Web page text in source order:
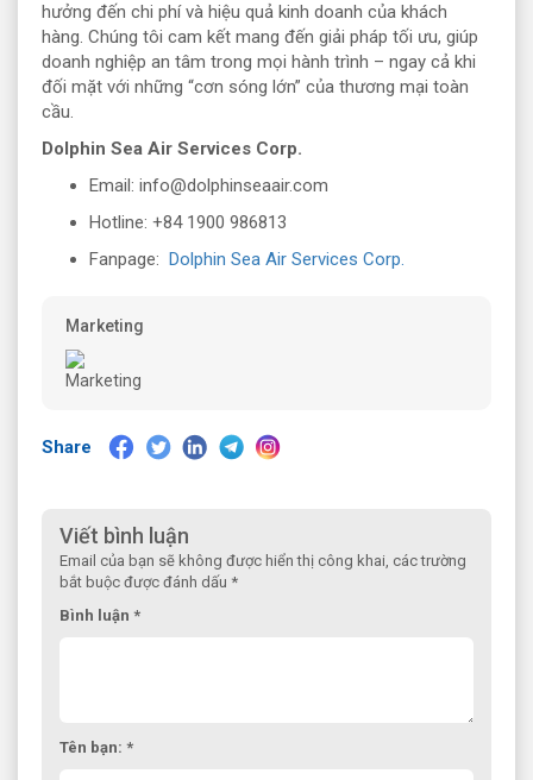
hưởng đến chi phí và hiệu quả kinh doanh của khách
hàng. Chúng tôi cam kết mang đến giải pháp tối ưu, giúp
doanh nghiệp an tâm trong mọi hành trình – ngay cả khi
đối mặt với những “cơn sóng lớn” của thương mại toàn
cầu.
Dolphin Sea Air Services Corp.
Email: info@dolphinseaair.com
Hotline: +84 1900 986813
Fanpage: Dolphin Sea Air Services Corp.
Marketing
Share
Viết bình luận
Email của bạn sẽ không được hiển thị công khai, các trường
bắt buộc được đánh dấu *
Bình luận *
Tên bạn: *